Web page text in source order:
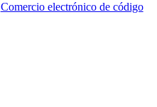
Comercio electrónico de código